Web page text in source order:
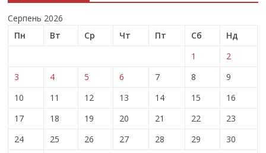
Серпень 2026
Пн
Вт Ср Чт Пт Сб
Нд
1
2
3
4 5 6 7 8
9
10
11 12 13 14 15
16
17
18 19 20 21 22
23
24
25 26 27 28 29
30